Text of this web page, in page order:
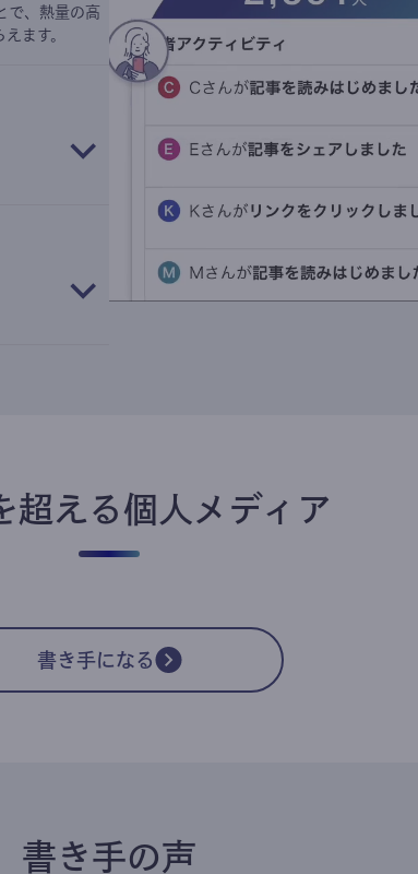
で、熱量の高
ます。
超える個人メディア
書き手になる
書き手の声